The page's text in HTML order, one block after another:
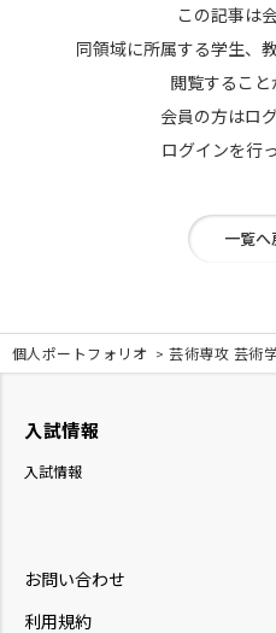
この記事は
同領域に所属する学生、
閲覧すること
会員の方はロ
ログインを行
一覧へ
個人ポートフォリオ 芸術専攻 芸術
お問い合わせ
利用規約
入試情報
入試情報